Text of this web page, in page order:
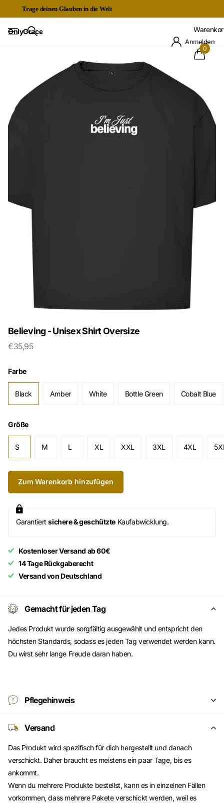
Trage deinen Glauben in die Welt
OnlyGrace
Anmelden
0
Believing - Unisex Shirt Oversize
€35,95
Farbe
Black Amber White Bottle Green Cobalt Blue
Größe
S M L XL XXL 3XL 4XL
Zum Warenkorb hinzufügen
Garantiertsichere & geschützte Kaufabwicklung.
Kostenloser Versand ab 60€
14 Tage Rückgaberecht
Versand von Deutschland
Gemacht für jeden Tag
Jedes Produkt wurde sorgfältig ausgewählt und entspricht den
höchsten Standards, sodass es jeden Tag verwendet werden kann.
Du wirst sehr lange Freude daran haben.
Pflegehinweis
Versand
Das Produkt wird spezifisch für dich hergestellt und danach
verschickt. Daher braucht es meistens ein paar Tage, bis es
ankommt.
Wenn du mehrere Produkte bestellst, kann es in einzelnen Fällen
vorkommen, dass mehrere Pakete verschickt werden, weil es